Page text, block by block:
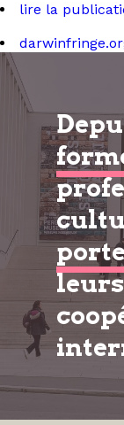
lire la